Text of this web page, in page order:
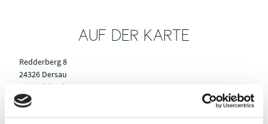
AUF DER KARTE
Redderberg 8
24326 Dersau
Deutschland
Mobil: